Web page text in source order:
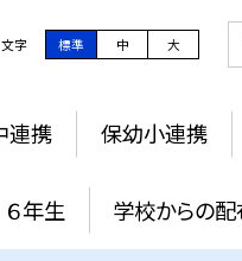
文字 標準 中 大
連携 保幼小連携
６年生 学校からの